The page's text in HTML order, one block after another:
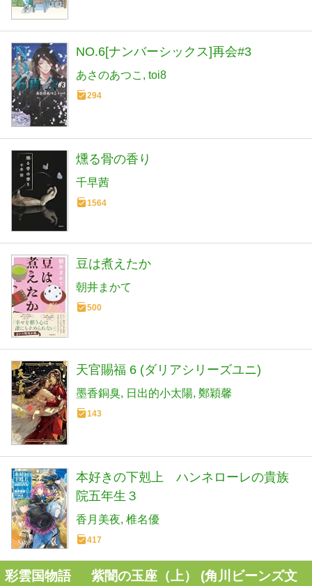
NO.6[ナンバーシックス]再会#3
あさのあつこ toi8
294
燻る骨の香り
千早茜
1564
豆は煮えたか
朝井まかて
500
天官賜福 6 (ダリアシリーズユニ)
墨香銅臭 日出的小太陽 鄭穎馨
143
本好きの下剋上 ハンネローレの貴族
院五年生３
香月美夜 椎名優
417
彩雲国物語 紫闇の玉座（上） (角川ビーンズ文